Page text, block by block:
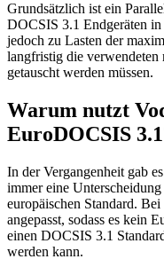
Grundsätzlich ist ein
DOCSIS 3.1 Endgeräten
jedoch zu Lasten der
langfristig die
getauscht werden müssen.
Warum nutzt
EuroDOCSIS
In der Vergangenheit gab
immer eine
europäischen Standard.
angepasst, sodass es kein
einen DOCSIS 3.1
werden kann.